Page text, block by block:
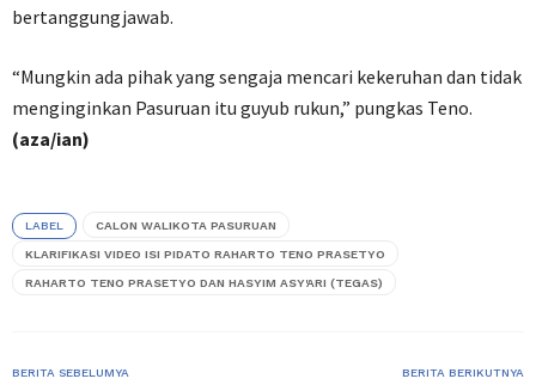
bertanggungjawab.
“Mungkin ada pihak yang sengaja mencari kekeruhan dan tidak
menginginkan Pasuruan itu guyub rukun,” pungkas Teno.
(aza/ian)
LABEL CALON WALIKOTA PASURUAN
KLARIFIKASI VIDEO ISI PIDATO RAHARTO TENO PRASETYO
RAHARTO TENO PRASETYO DAN HASYIM ASY'ARI (TEGAS)
BERITA SEBELUMYA BERITA BERIKUTNYA